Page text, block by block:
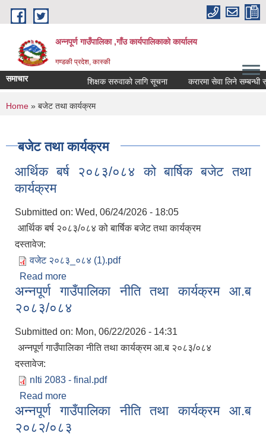
Skip to main content
अन्नपूर्ण गाउँपालिका ,गाँउ कार्यपालिकाको कार्यालय
गण्डकी प्रदेश, कास्की
समाचार शिक्षक सरुवाको लागि सूचना करारमा सेवा लिने सम्बन्धी
You are here
Home » बजेट तथा कार्यक्रम
बजेट तथा कार्यक्रम
आर्थिक बर्ष २०८३/०८४ को बार्षिक बजेट तथा
कार्यक्रम
Submitted on: Wed, 06/24/2026 - 18:05
आर्थिक बर्ष २०८३/०८४ को बार्षिक बजेट तथा कार्यक्रम
दस्तावेज:
वजेट २०८३_०८४ (1).pdf
Read more
कार्यक्रम
अन्नपूर्ण गाउँपालिका नीति तथा कार्यक्रम आ.ब
२०८३/०८४
Submitted on: Mon, 06/22/2026 - 14:31
अन्नपूर्ण गाउँपालिका नीति तथा कार्यक्रम आ.ब २०८३/०८४
दस्तावेज:
nIti 2083 - final.pdf
Read more
२०८३/०८४
अन्नपूर्ण गाउँपालिका नीति तथा कार्यक्रम आ.ब
२०८२/०८३